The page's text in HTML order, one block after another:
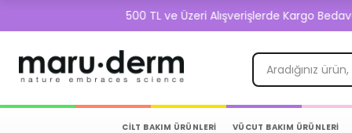
500 TL ve Üzeri Alışverişlerde Kargo Bedava!
CİLT BAKIM ÜRÜNLERİ VÜCUT BAKIM ÜRÜNLERİ